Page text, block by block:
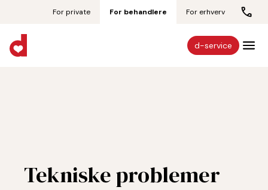
For private For behandlere For erhverv
d-service
Tekniske problemer